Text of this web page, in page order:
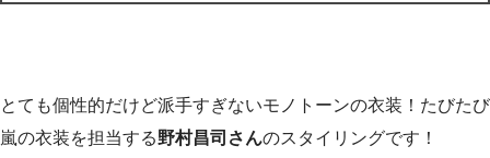
とても個性的だけど派手すぎないモノトーンの衣装！たびたび
嵐の衣装を担当する野村昌司さんのスタイリングです！